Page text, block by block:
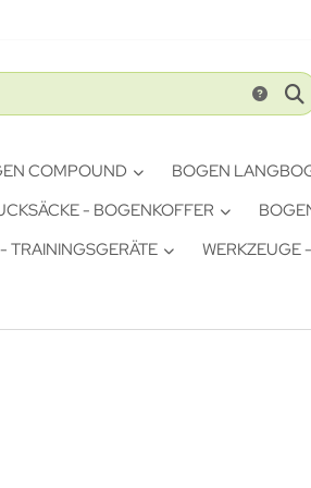
COMPOUND BOGEN
- BOGENKOFFER
TRAININGSGERÄTE WERKZEUGE